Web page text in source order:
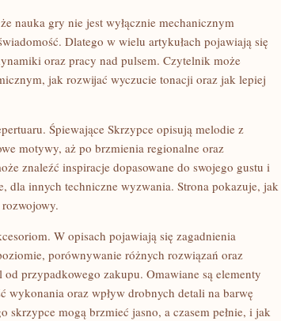
nauka gry nie jest wyłącznie mechanicznym
Dlatego w wielu artykułach pojawiają się
oraz pracy nad pulsem. Czytelnik może
jak rozwijać wyczucie tonacji oraz jak lepiej
Śpiewające Skrzypce opisują melodie z
motywy, aż po brzmienia regionalne oraz
znaleźć inspiracje dopasowane do swojego gustu i
dla innych techniczne wyzwania. Strona pokazuje, jak
W opisach pojawiają się zagadnienia
porównywanie różnych rozwiązań oraz
przypadkowego zakupu. Omawiane są elementy
wykonania oraz wpływ drobnych detali na barwę
skrzypce mogą brzmieć jasno, a czasem pełnie, i jak